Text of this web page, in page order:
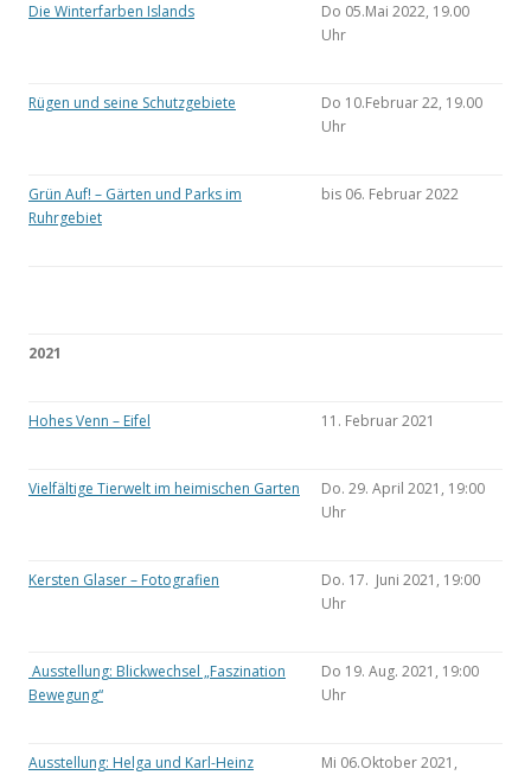
Die Winterfarben Islands
Do 05.Mai 2022, 19.00
Uhr
Rügen und seine Schutzgebiete
Do 10.Februar 22, 19.00
Uhr
Grün Auf! – Gärten und Parks im
Ruhrgebiet
bis 06. Februar 2022
2021
Hohes Venn – Eifel 11. Februar 2021
Vielfältige Tierwelt im heimischen Garten
Do. 29. April 2021, 19:00
Uhr
Kersten Glaser – Fotografien
Do. 17. Juni 2021, 19:00
Uhr
Ausstellung: Blickwechsel „Faszination
Bewegung“
Do 19. Aug. 2021, 19:00
Uhr
Ausstellung: Helga und Karl-Heinz
Mi 06.Oktober 2021,